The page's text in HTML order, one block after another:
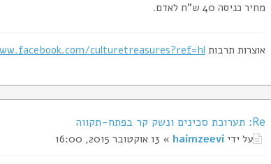
מחיר כניסה 40 ש"ח לאדם.
אוצרות תרבותculturetreasures?ref=hl
Re: תערוכת סכינים ונשק קר בפתח-תקווה
על ידיhaimzeevi » 13 אוקטובר 2015, 16:00